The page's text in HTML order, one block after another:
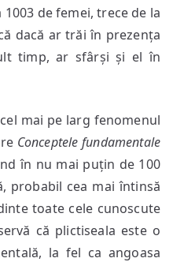
de femei, trece de la
dacă ar trăi în prezența
timp, ar sfârși și el în
mai pe larg fenomenul
Conceptele fundamentale
în nu mai puțin de 100
probabil cea mai întinsă
toate cele cunoscute
că plictiseala este o
la fel ca angoasa